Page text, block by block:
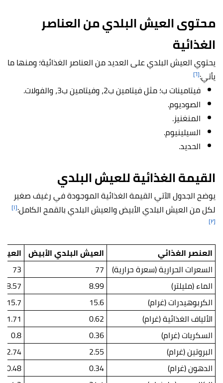
محتوى العيش البلدي من العناصر
الغذائية
يحتوي العيش البلدي على العديد من العناصر الغذائية؛ ومنها ما
يأتي:[٦]
فيتامينات ب؛ مثل فيتامين ب2، وفيتامين ب3، والفولات.
الصوديوم.
المنغنيز.
السيلينيوم.
الحديد.
القيمة الغذائية للعيش البلدي
يوضح الجدول الآتي القيمة الغذائية الموجودة في رغيف صغير
لكل من العيش البلدي الأبيض والعيش البلدي بالقمح الكامل:[١]
[٢]
العنصر الغذائي العيش البلدي الأبيض
السعرات الحرارية (سعرة حرارية) 77
73
الماء (مليلتر)
8.99
8.57
الكربوهيدرات (غرام)
15.6
15.7
الألياف الغذائية (غرام)
0.62
1.71
السكريات (غرام)
0.36
0.8
البروتين (غرام)
2.55
2.74
الدهون (غرام)
0.34
0.48